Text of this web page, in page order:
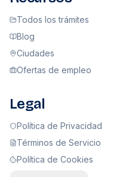
Todos los trámites
Blog
Ciudades
Ofertas de empleo
Legal
Política de Privacidad
Términos de Servicio
Política de Cookies